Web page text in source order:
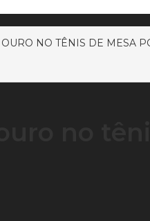
NO TÊNIS DE MESA